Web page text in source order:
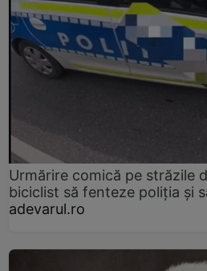
Urmărire comică pe străzile
biciclist să fenteze poliția și
adevarul.ro